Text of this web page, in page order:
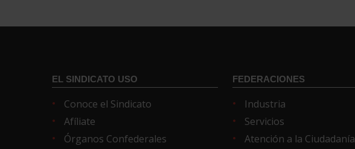
EL SINDICATO USO
Conoce el Sindicato
Afíliate
Órganos Confederales
FEDERACIONES
Industria
Servicios
Atención a la Ciudadanía